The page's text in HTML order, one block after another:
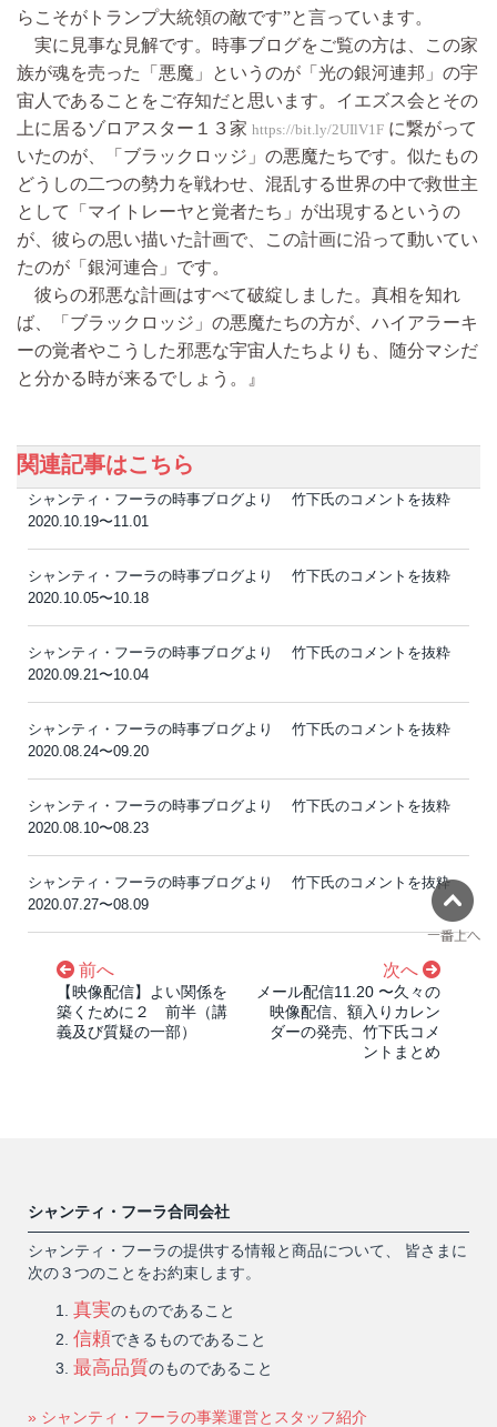
らこそがトランプ大統領の敵です”と言っています。
実に見事な見解です。時事ブログをご覧の方は、この家
族が魂を売った「悪魔」というのが「光の銀河連邦」の宇
宙人であることをご存知だと思います。イエズス会とその
上に居るゾロアスター１３家 https://bit.ly/2UIlV1F に繋がって
いたのが、「ブラックロッジ」の悪魔たちです。似たもの
どうしの二つの勢力を戦わせ、混乱する世界の中で救世主
として「マイトレーヤと覚者たち」が出現するというの
が、彼らの思い描いた計画で、この計画に沿って動いてい
たのが「銀河連合」です。
彼らの邪悪な計画はすべて破綻しました。真相を知れ
ば、「ブラックロッジ」の悪魔たちの方が、ハイアラーキ
ーの覚者やこうした邪悪な宇宙人たちよりも、随分マシだ
と分かる時が来るでしょう。』
関連記事はこちら
シャンティ・フーラの時事ブログより 竹下氏のコメントを抜粋
2020.10.19〜11.01
シャンティ・フーラの時事ブログより 竹下氏のコメントを抜粋
2020.10.05〜10.18
シャンティ・フーラの時事ブログより 竹下氏のコメントを抜粋
2020.09.21〜10.04
シャンティ・フーラの時事ブログより 竹下氏のコメントを抜粋
2020.08.24〜09.20
シャンティ・フーラの時事ブログより 竹下氏のコメントを抜粋
2020.08.10〜08.23
シャンティ・フーラの時事ブログより 竹下氏のコメントを抜粋
2020.07.27〜08.09
前へ
【映像配信】よい関係を
築くために２ 前半（講
義及び質疑の一部）
次へ
メール配信11.20 〜久々の
映像配信、額入りカレン
ダーの発売、竹下氏コメ
ントまとめ
シャンティ・フーラ合同会社
シャンティ・フーラの提供する情報と商品について、 皆さまに
次の３つのことをお約束します。
真実のものであること
信頼できるものであること
最高品質のものであること
» シャンティ・フーラの事業運営とスタッフ紹介